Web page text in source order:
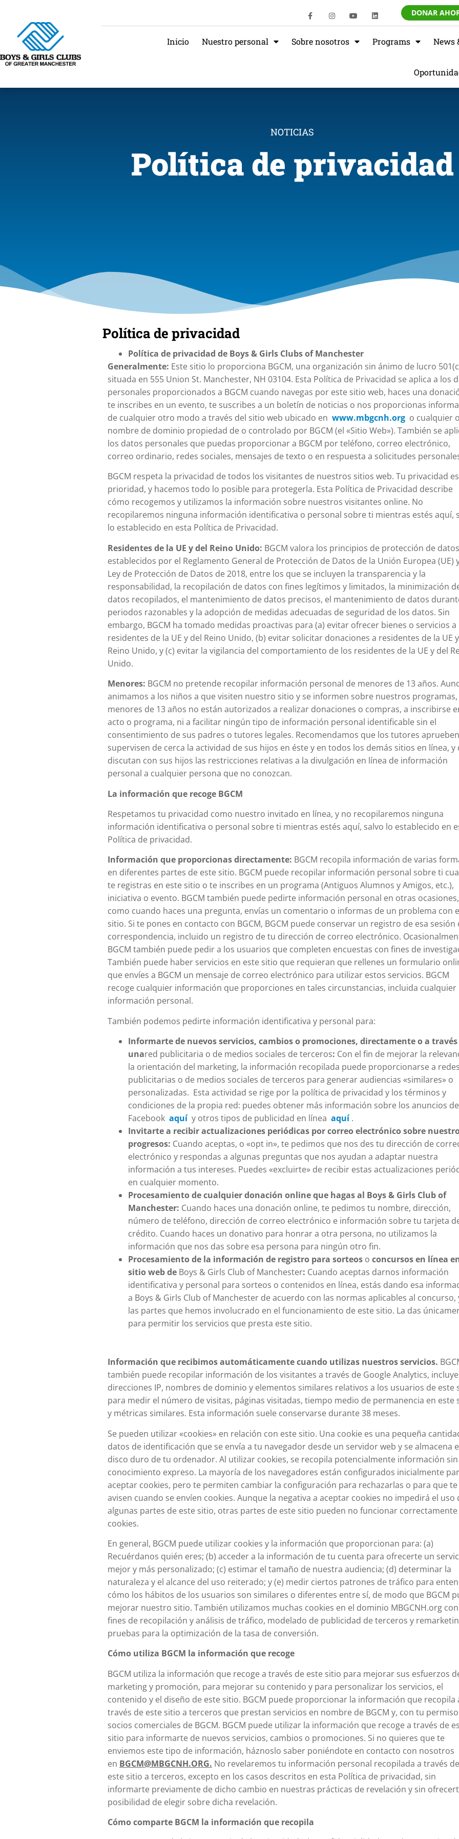
DONAR
Inicio Nuestro personal Sobre nosotros Programs News
NOTICIAS
Política de privacidad
Política de privacidad
Política de privacidad de Boys & Girls Clubs of Manchester
Generalmente: Este sitio lo proporciona BGCM, una organización sin ánimo de lucro
situada en 555 Union St. Manchester, NH 03104. Esta Política de Privacidad se aplica a los
personales proporcionados a BGCM cuando navegas por este sitio web, haces una
te inscribes en un evento, te suscribes a un boletín de noticias o nos proporcionas
de cualquier otro modo a través del sitio web ubicado en www.mbgcnh.org o cualquier
nombre de dominio propiedad de o controlado por BGCM (el «Sitio Web»). También se
los datos personales que puedas proporcionar a BGCM por teléfono, correo electrónico,
correo ordinario, redes sociales, mensajes de texto o en respuesta a solicitudes
BGCM respeta la privacidad de todos los visitantes de nuestros sitios web. Tu privacidad
prioridad, y hacemos todo lo posible para protegerla. Esta Política de Privacidad describe
cómo recogemos y utilizamos la información sobre nuestros visitantes online. No
recopilaremos ninguna información identificativa o personal sobre ti mientras estés aquí,
lo establecido en esta Política de Privacidad.
Residentes de la UE y del Reino Unido: BGCM valora los principios de protección de datos
establecidos por el Reglamento General de Protección de Datos de la Unión Europea (UE)
Ley de Protección de Datos de 2018, entre los que se incluyen la transparencia y la
responsabilidad, la recopilación de datos con fines legítimos y limitados, la minimización
datos recopilados, el mantenimiento de datos precisos, el mantenimiento de datos
periodos razonables y la adopción de medidas adecuadas de seguridad de los datos. Sin
embargo, BGCM ha tomado medidas proactivas para (a) evitar ofrecer bienes o servicios a
residentes de la UE y del Reino Unido, (b) evitar solicitar donaciones a residentes de la UE
Reino Unido, y (c) evitar la vigilancia del comportamiento de los residentes de la UE y del
Unido.
Menores: BGCM no pretende recopilar información personal de menores de 13 años.
animamos a los niños a que visiten nuestro sitio y se informen sobre nuestros programas,
menores de 13 años no están autorizados a realizar donaciones o compras, a inscribirse
acto o programa, ni a facilitar ningún tipo de información personal identificable sin el
consentimiento de sus padres o tutores legales. Recomendamos que los tutores
supervisen de cerca la actividad de sus hijos en éste y en todos los demás sitios en línea, y
discutan con sus hijos las restricciones relativas a la divulgación en línea de información
personal a cualquier persona que no conozcan.
La información que recoge BGCM
Respetamos tu privacidad como nuestro invitado en línea, y no recopilaremos ninguna
información identificativa o personal sobre ti mientras estés aquí, salvo lo establecido en
Política de privacidad.
Información que proporcionas directamente: BGCM recopila información de varias
en diferentes partes de este sitio. BGCM puede recopilar información personal sobre ti
te registras en este sitio o te inscribes en un programa (Antiguos Alumnos y Amigos, etc.),
iniciativa o evento. BGCM también puede pedirte información personal en otras ocasiones,
como cuando haces una pregunta, envías un comentario o informas de un problema con
sitio. Si te pones en contacto con BGCM, BGCM puede conservar un registro de esa sesión
correspondencia, incluido un registro de tu dirección de correo electrónico.
BGCM también puede pedir a los usuarios que completen encuestas con fines de
También puede haber servicios en este sitio que requieran que rellenes un formulario
que envíes a BGCM un mensaje de correo electrónico para utilizar estos servicios. BGCM
recoge cualquier información que proporciones en tales circunstancias, incluida cualquier
información personal.
También podemos pedirte información identificativa y personal para:
Informarte de nuevos servicios, cambios o promociones, directamente o a través
unared publicitaria o de medios sociales de terceros: Con el fin de mejorar la
la orientación del marketing, la información recopilada puede proporcionarse a redes
publicitarias o de medios sociales de terceros para generar audiencias «similares» o
personalizadas. Esta actividad se rige por la política de privacidad y los términos y
condiciones de la propia red: puedes obtener más información sobre los anuncios de
Facebook aquí y otros tipos de publicidad en línea aquí .
Invitarte a recibir actualizaciones periódicas por correo electrónico sobre
progresos: Cuando aceptas, o «opt in», te pedimos que nos des tu dirección de
electrónico y respondas a algunas preguntas que nos ayudan a adaptar nuestra
información a tus intereses. Puedes «excluirte» de recibir estas actualizaciones
en cualquier momento.
Procesamiento de cualquier donación online que hagas al Boys & Girls Club of
Manchester: Cuando haces una donación online, te pedimos tu nombre, dirección,
número de teléfono, dirección de correo electrónico e información sobre tu tarjeta
crédito. Cuando haces un donativo para honrar a otra persona, no utilizamos la
información que nos das sobre esa persona para ningún otro fin.
Procesamiento de la información de registro para sorteos o concursos en línea
sitio web de Boys & Girls Club of Manchester: Cuando aceptas darnos información
identificativa y personal para sorteos o contenidos en línea, estás dando esa
a Boys & Girls Club of Manchester de acuerdo con las normas aplicables al concurso,
las partes que hemos involucrado en el funcionamiento de este sitio. La das
para permitir los servicios que presta este sitio.
Información que recibimos automáticamente cuando utilizas nuestros servicios.
también puede recopilar información de los visitantes a través de Google Analytics,
direcciones IP, nombres de dominio y elementos similares relativos a los usuarios de este
para medir el número de visitas, páginas visitadas, tiempo medio de permanencia en este
y métricas similares. Esta información suele conservarse durante 38 meses.
Se pueden utilizar «cookies» en relación con este sitio. Una cookie es una pequeña
datos de identificación que se envía a tu navegador desde un servidor web y se almacena
disco duro de tu ordenador. Al utilizar cookies, se recopila potencialmente información
conocimiento expreso. La mayoría de los navegadores están configurados inicialmente
aceptar cookies, pero te permiten cambiar la configuración para rechazarlas o para que te
avisen cuando se envíen cookies. Aunque la negativa a aceptar cookies no impedirá el uso
algunas partes de este sitio, otras partes de este sitio pueden no funcionar correctamente
cookies.
En general, BGCM puede utilizar cookies y la información que proporcionan para: (a)
Recuérdanos quién eres; (b) acceder a la información de tu cuenta para ofrecerte un
mejor y más personalizado; (c) estimar el tamaño de nuestra audiencia; (d) determinar la
naturaleza y el alcance del uso reiterado; y (e) medir ciertos patrones de tráfico para
cómo los hábitos de los usuarios son similares o diferentes entre sí, de modo que BGCM
mejorar nuestro sitio. También utilizamos muchas cookies en el dominio MBGCNH.org con
fines de recopilación y análisis de tráfico, modelado de publicidad de terceros y
pruebas para la optimización de la tasa de conversión.
Cómo utiliza BGCM la información que recoge
BGCM utiliza la información que recoge a través de este sitio para mejorar sus esfuerzos
marketing y promoción, para mejorar su contenido y para personalizar los servicios, el
contenido y el diseño de este sitio. BGCM puede proporcionar la información que recopila
través de este sitio a terceros que prestan servicios en nombre de BGCM y, con tu
socios comerciales de BGCM. BGCM puede utilizar la información que recoge a través de
sitio para informarte de nuevos servicios, cambios o promociones. Si no quieres que te
enviemos este tipo de información, háznoslo saber poniéndote en contacto con nosotros
en BGCM@MBGCNH.ORG. No revelaremos tu información personal recopilada a través de
este sitio a terceros, excepto en los casos descritos en esta Política de privacidad, sin
informarte previamente de dicho cambio en nuestras prácticas de revelación y sin
posibilidad de elegir sobre dicha revelación.
Cómo comparte BGCM la información que recopila